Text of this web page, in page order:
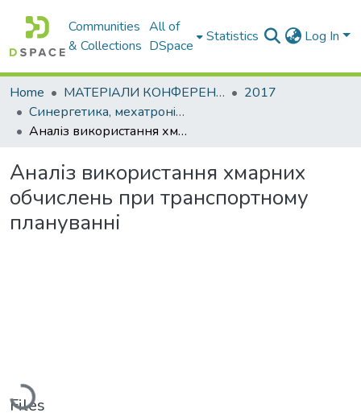
Communities
& Collections
All of
DSpace
Statistics Log In
Home МАТЕРІАЛИ КОНФЕРЕНЦІЙ
2017
Синергетика, мехатронiка, телематика дорожнiх машин i систем у навчальному процесi та науцi
Аналіз використання хмарних обчислень при транспортному плануванні
Аналіз використання хмарних
обчислень при транспортному
плануванні
Loading...
Files